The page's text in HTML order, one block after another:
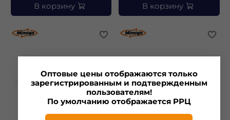
В корзину В корзину
Оптовые цены отображаются только
зарегистрированным и подтвержденным
пользователям!
По умолчанию отображается РРЦ